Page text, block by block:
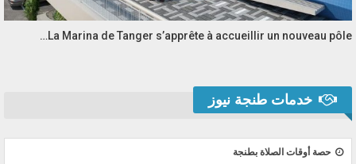
La Marina de Tanger s’apprête à accueillir un nouveau pôle…
خدمات طنجة نيوز
حصة أوقات الصلاة بطنجة